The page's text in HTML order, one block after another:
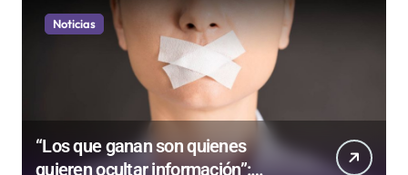
Noticias
“Los que ganan son quienes
quieren ocultar información”: